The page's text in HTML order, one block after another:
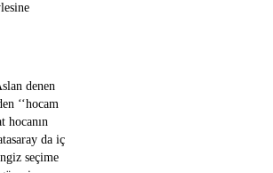
denen
‘‘hocam
hocanın
da iç
seçime